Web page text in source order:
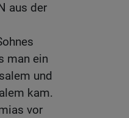
aus der
man ein
und
kam.
vor